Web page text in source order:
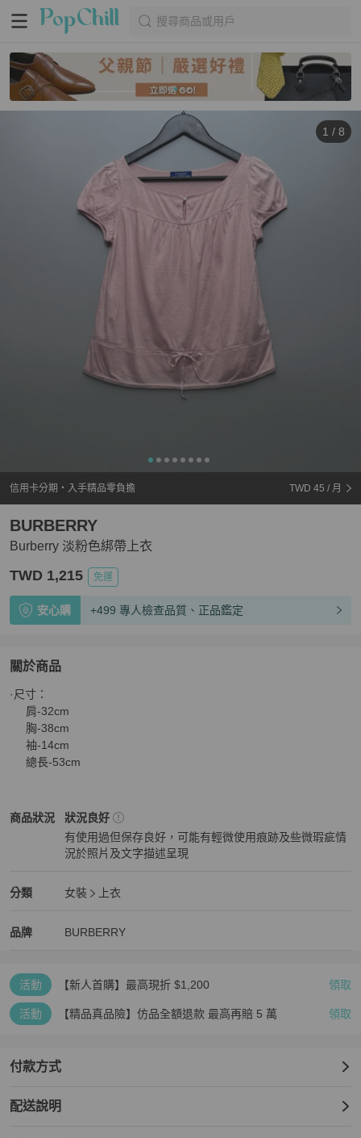
搜尋商品或用戶
1 / 8
信用卡分期・入手精品零負擔 TWD 45 / 月
Burberry 淡粉色綁帶上衣
BURBERRY
TWD 1,215 免運
安心購 +499 專人檢查品質、正品鑑定
關於商品
關於Burberry 淡粉色綁帶上衣
·尺寸：
     肩-32cm
     胸-38cm
     袖-14cm
     總長-53cm
商品狀況
BURBERRY女裝商品狀態與細節
狀況良好
有使用過但保存良好，可能有輕微使用痕跡及些微瑕疵情
況於照片及文字描述呈現
分類
BURBERRY女裝分類資訊
女裝
上衣
品牌
BURBERRY精品女裝品牌介紹
BURBERRY
BURBERRY推薦清單
活動 【新人首購】最高現折 $1,200 領取
活動 【精品真品險】仿品全額退款 最高再賠 5 萬 領取
付款方式
配送說明